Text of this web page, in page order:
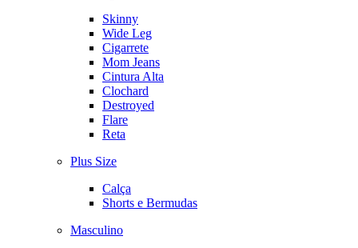
Skinny
Wide Leg
Cigarrete
Mom Jeans
Cintura Alta
Clochard
Destroyed
Flare
Reta
Plus Size
Calça
Shorts e Bermudas
Masculino